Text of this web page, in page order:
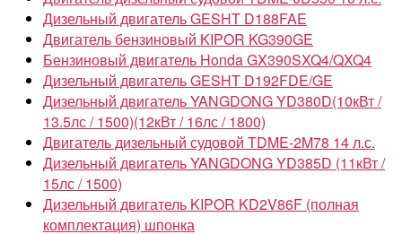
Дизельный двигатель GESHT D188FAE
Двигатель бензиновый KIPOR KG390GE
Бензиновый двигатель Honda GX390SXQ4/QXQ4
Дизельный двигатель GESHT D192FDE/GE
Дизельный двигатель YANGDONG YD380D(10кВт /
13.5лс / 1500)(12кВт / 16лс / 1800)
Двигатель дизельный судовой TDME-2M78 14 л.с.
Дизельный двигатель YANGDONG YD385D (11кВт /
15лс / 1500)
Дизельный двигатель KIPOR KD2V86F (полная
комплектация) шпонка